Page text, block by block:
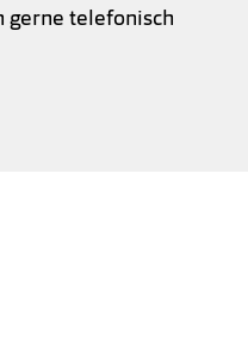
gerne telefonisch